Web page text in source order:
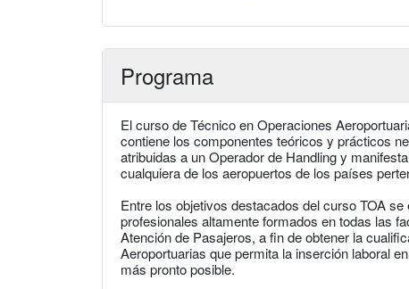
Programa
El curso de Técnico en Operaciones
contiene los componentes teóricos y prácticos
atribuidas a un Operador de Handling y
cualquiera de los aeropuertos de los países
Entre los objetivos destacados del curso TOA
profesionales altamente formados en todas las
Atención de Pasajeros, a fin de obtener la
Aeroportuarias que permita la inserción laboral
más pronto posible.